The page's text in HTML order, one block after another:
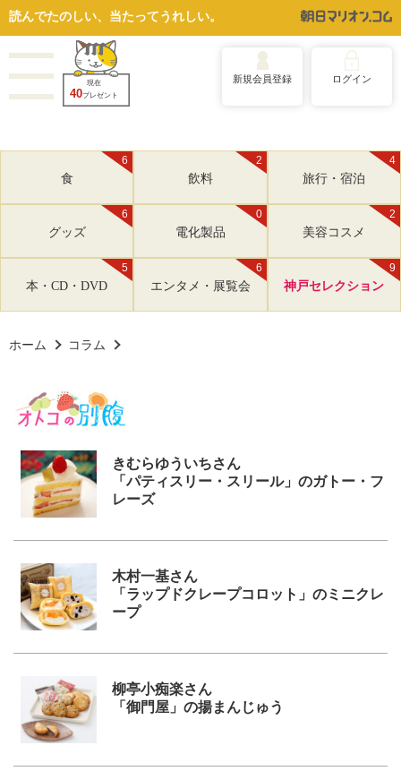
読んでたのしい、当たってうれしい。
現在
40プレゼント
新規会員登録 ログイン
6
食
2
飲料
4
旅行・宿泊
6
グッズ
0
電化製品
2
美容コスメ
5
本・CD・DVD
6
エンタメ・展覧会
9
神戸セレクション
ホーム コラム
きむらゆういちさん
「パティスリー・スリール」のガトー・フ
レーズ
木村一基さん
「ラップドクレープコロット」のミニクレ
ープ
柳亭小痴楽さん
「御門屋」の揚まんじゅう